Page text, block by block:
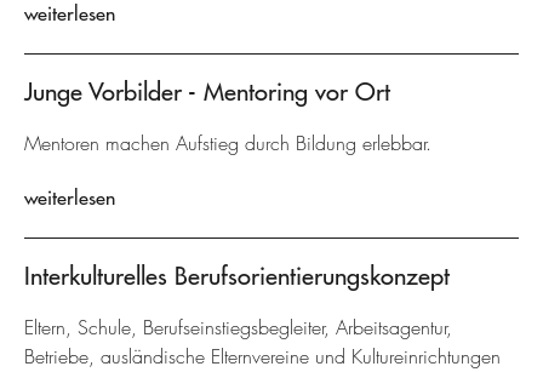
weiterlesen
Junge Vorbilder - Mentoring vor Ort
Mentoren machen Aufstieg durch Bildung erlebbar.
weiterlesen
Interkulturelles Berufsorientierungskonzept
Eltern, Schule, Berufseinstiegsbegleiter, Arbeitsagentur,
Betriebe, ausländische Elternvereine und Kultureinrichtungen